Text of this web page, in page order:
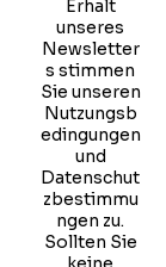
Erhalt
unseres
Newsletter
s stimmen
Sie unseren
Nutzungsb
edingungen
und
Datenschut
zbestimmu
ngen zu.
Sollten Sie